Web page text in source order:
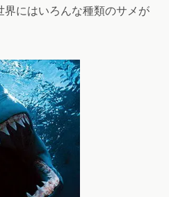
界にはいろんな種類のサメが